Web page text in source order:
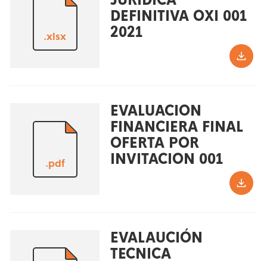
.xlsx
DEFINITIVA OXI 001
2021
.pdf
EVALUACION
FINANCIERA FINAL
OFERTA POR
INVITACION 001
EVALAUCIÓN
TECNICA